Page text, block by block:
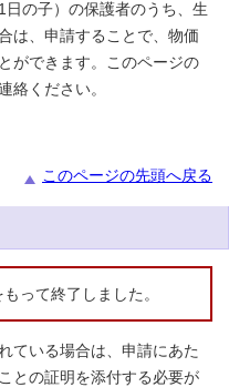
の子）の保護者のうち、生
は、申請することで、物価
ができます。このページの
絡ください。
このページの先頭へ戻る
って終了しました。
ている場合は、申請にあた
との証明を添付する必要が